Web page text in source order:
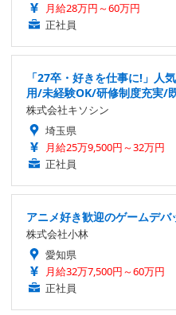
月給28万円～60万円
正社員
「27卒・好きを仕事に!」人
用/未経験OK/研修制度充実/
株式会社キソシン
埼玉県
月給25万9,500円～32万円
正社員
アニメ好き歓迎のゲームデ
株式会社小林
愛知県
月給32万7,500円～60万円
正社員